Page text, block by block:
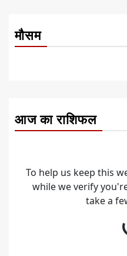
मौसम
आज का राशिफल